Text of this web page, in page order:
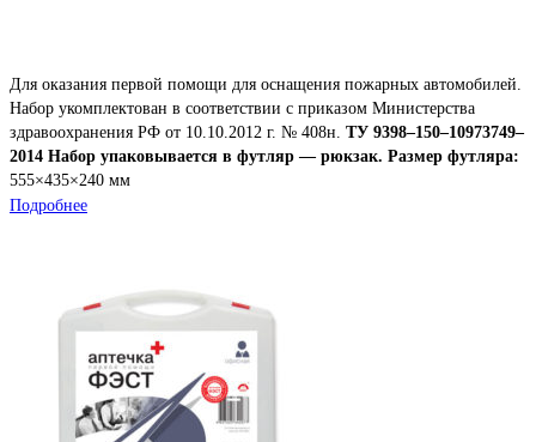
Для оказания первой помощи для оснащения пожарных автомобилей.
Набор укомплектован в соответствии с приказом Министерства
здравоохранения РФ от 10.10.2012 г. № 408н. ТУ 9398–150–10973749–
2014 Набор упаковывается в футляр — рюкзак. Размер футляра:
555×435×240 мм
Подробнее